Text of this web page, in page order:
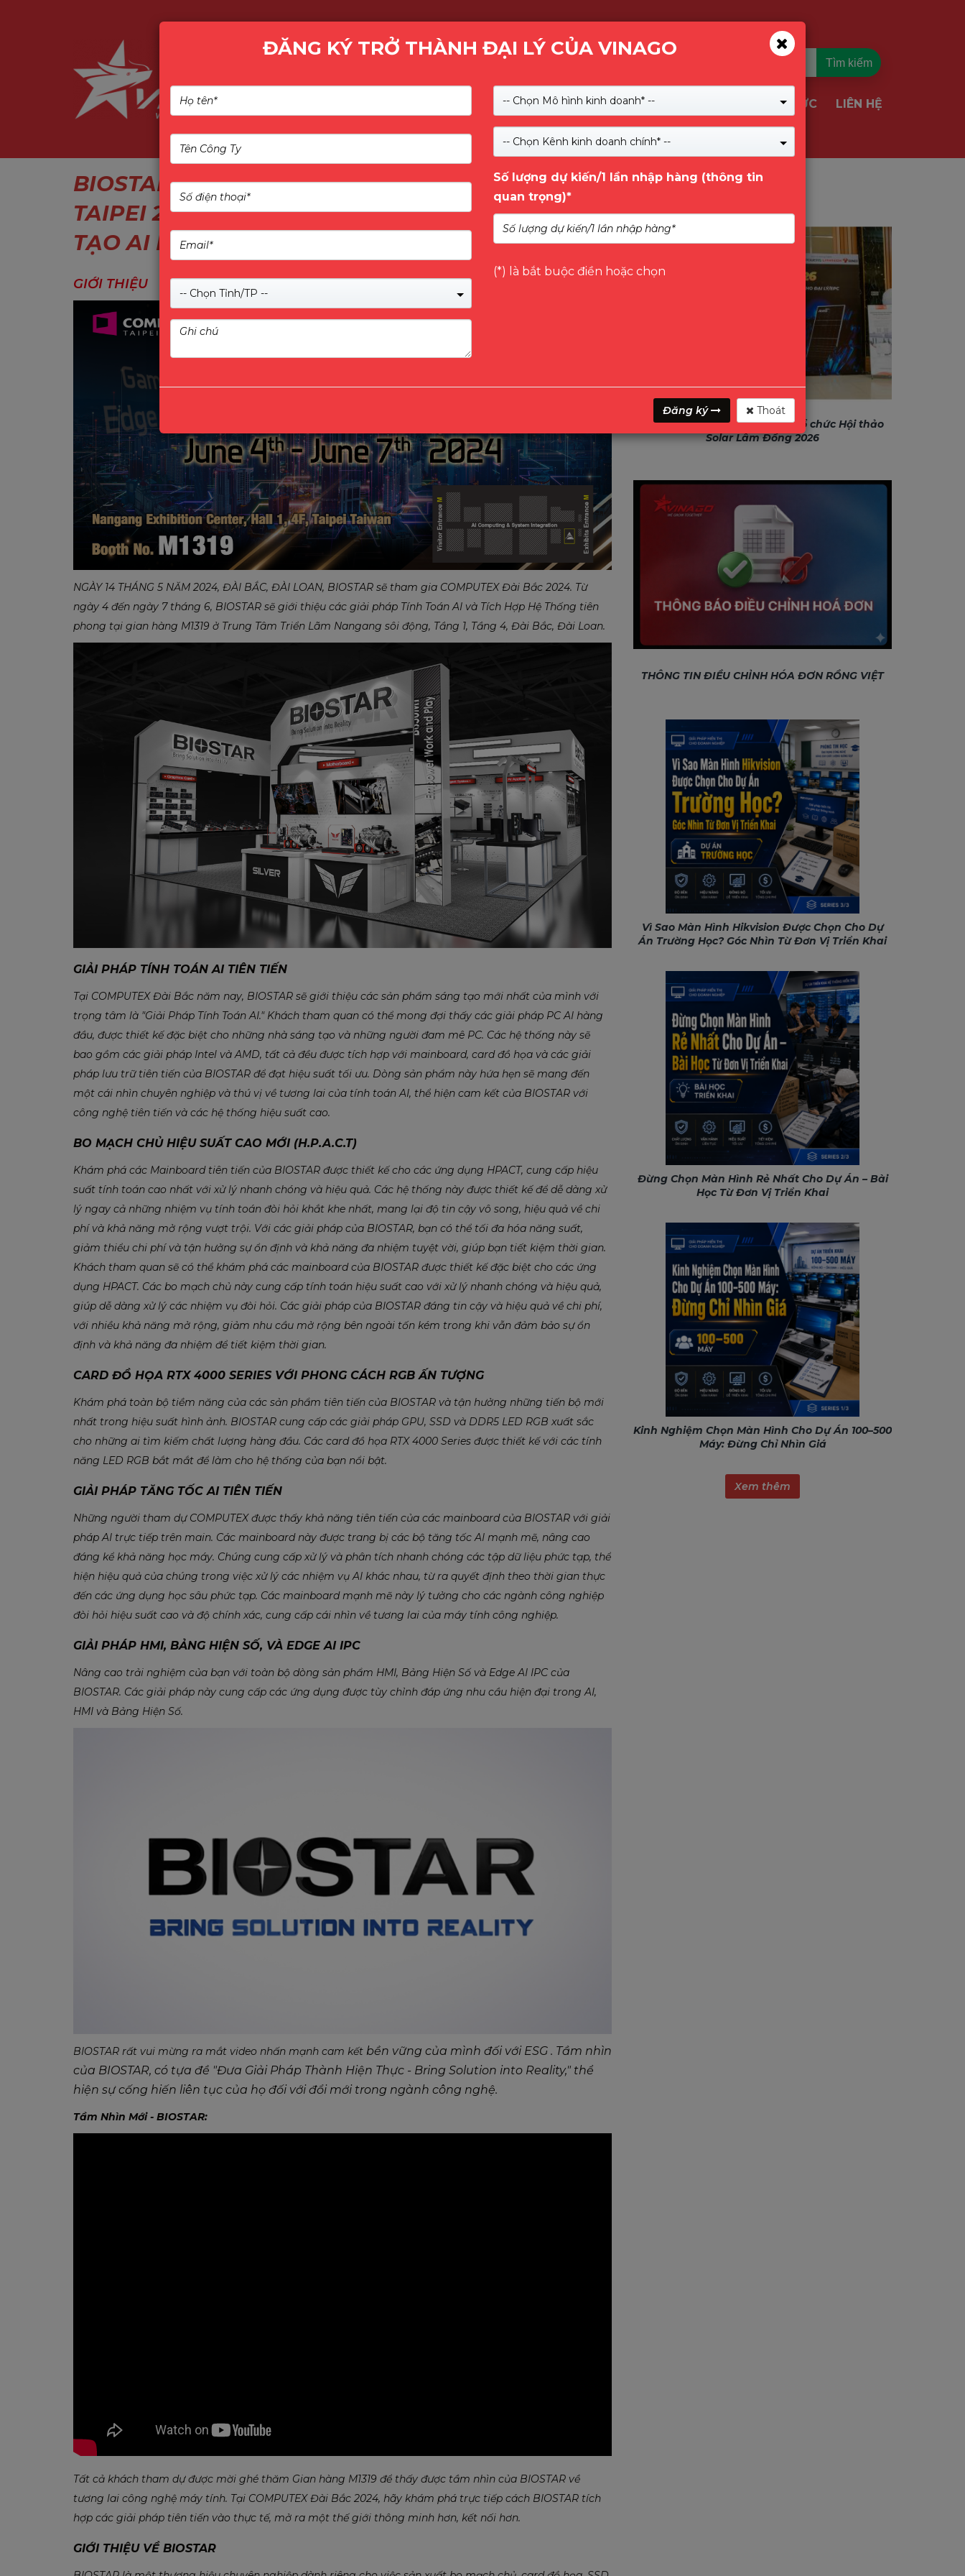
Tìm kiếm
NHÃN HÀNG DỊCH VỤ & GIẢI PHÁP TIN TỨC LIÊN HỆ
BIOSTAR THÔNG BÁO THAM GIA COMPUTEX
TAIPEI 2024 VỚI CÁC GIẢI PHÁP TRÍ TUỆ NHÂN
TẠO AI MỚI
GIỚI THIỆU
NGÀY 14 THÁNG 5 NĂM 2024, ĐÀI BẮC, ĐÀI LOAN, BIOSTAR sẽ tham gia COMPUTEX Đài Bắc 2024. Từ
ngày 4 đến ngày 7 tháng 6, BIOSTAR sẽ giới thiệu các giải pháp Tính Toán AI và Tích Hợp Hệ Thống tiên
phong tại gian hàng M1319 ở Trung Tâm Triển Lãm Nangang sôi động, Tầng 1, Tầng 4, Đài Bắc, Đài Loan.
GIẢI PHÁP TÍNH TOÁN AI TIÊN TIẾN
Tại COMPUTEX Đài Bắc năm nay, BIOSTAR sẽ giới thiệu các sản phẩm sáng tạo mới nhất của mình với
trọng tâm là "Giải Pháp Tính Toán AI." Khách tham quan có thể mong đợi thấy các giải pháp PC AI hàng
đầu, được thiết kế đặc biệt cho những nhà sáng tạo và những người đam mê PC. Các hệ thống này sẽ
bao gồm các giải pháp Intel và AMD, tất cả đều được tích hợp với mainboard, card đồ họa và các giải
pháp lưu trữ tiên tiến của BIOSTAR để đạt hiệu suất tối ưu. Dòng sản phẩm này hứa hẹn sẽ mang đến
một cái nhìn chuyên nghiệp và thú vị về tương lai của tính toán AI, thể hiện cam kết của BIOSTAR với
công nghệ tiên tiến và các hệ thống hiệu suất cao.
BO MẠCH CHỦ HIỆU SUẤT CAO MỚI (H.P.A.C.T)
Khám phá các Mainboard tiên tiến của BIOSTAR được thiết kế cho các ứng dụng HPACT, cung cấp hiệu
suất tính toán cao nhất với xử lý nhanh chóng và hiệu quả. Các hệ thống này được thiết kế để dễ dàng xử
lý ngay cả những nhiệm vụ tính toán đòi hỏi khắt khe nhất, mang lại độ tin cậy vô song, hiệu quả về chi
phí và khả năng mở rộng vượt trội. Với các giải pháp của BIOSTAR, bạn có thể tối đa hóa năng suất,
giảm thiểu chi phí và tận hưởng sự ổn định và khả năng đa nhiệm tuyệt vời, giúp bạn tiết kiệm thời gian.
Khách tham quan sẽ có thể khám phá các mainboard của BIOSTAR được thiết kế đặc biệt cho các ứng
dụng HPACT. Các bo mạch chủ này cung cấp tính toán hiệu suất cao với xử lý nhanh chóng và hiệu quả,
giúp dễ dàng xử lý các nhiệm vụ đòi hỏi. Các giải pháp của BIOSTAR đáng tin cậy và hiệu quả về chi phí,
với nhiều khả năng mở rộng, giảm nhu cầu mở rộng bên ngoài tốn kém trong khi vẫn đảm bảo sự ổn
định và khả năng đa nhiệm để tiết kiệm thời gian.
CARD ĐỒ HỌA RTX 4000 SERIES VỚI PHONG CÁCH RGB ẤN TƯỢNG
Khám phá toàn bộ tiềm năng của các sản phẩm tiên tiến của BIOSTAR và tận hưởng những tiến bộ mới
nhất trong hiệu suất hình ảnh. BIOSTAR cung cấp các giải pháp GPU, SSD và DDR5 LED RGB xuất sắc
cho những ai tìm kiếm chất lượng hàng đầu. Các card đồ họa RTX 4000 Series được thiết kế với các tính
năng LED RGB bắt mắt để làm cho hệ thống của bạn nổi bật.
GIẢI PHÁP TĂNG TỐC AI TIÊN TIẾN
Những người tham dự COMPUTEX được thấy khả năng tiên tiến của các mainboard của BIOSTAR với giải
pháp AI trực tiếp trên main. Các mainboard này được trang bị các bộ tăng tốc AI mạnh mẽ, nâng cao
đáng kể khả năng học máy. Chúng cung cấp xử lý và phân tích nhanh chóng các tập dữ liệu phức tạp, thể
hiện hiệu quả của chúng trong việc xử lý các nhiệm vụ AI khác nhau, từ ra quyết định theo thời gian thực
đến các ứng dụng học sâu phức tạp. Các mainboard mạnh mẽ này lý tưởng cho các ngành công nghiệp
đòi hỏi hiệu suất cao và độ chính xác, cung cấp cái nhìn về tương lai của máy tính công nghiệp.
GIẢI PHÁP HMI, BẢNG HIỆN SỐ, VÀ EDGE AI IPC
Nâng cao trải nghiệm của bạn với toàn bộ dòng sản phẩm HMI, Bảng Hiện Số và Edge AI IPC của
BIOSTAR. Các giải pháp này cung cấp các ứng dụng được tùy chỉnh đáp ứng nhu cầu hiện đại trong AI,
HMI và Bảng Hiện Số.
BIOSTAR rất vui mừng ra mắt video nhấn mạnh cam kết bền vững của mình đối với ESG . Tầm nhìn
của BIOSTAR, có tựa đề "Đưa Giải Pháp Thành Hiện Thực - Bring Solution into Reality," thể
hiện sự cống hiến liên tục của họ đối với đổi mới trong ngành công nghệ.
Tầm Nhìn Mới - BIOSTAR:
Tất cả khách tham dự được mời ghé thăm Gian hàng M1319 để thấy được tầm nhìn của BIOSTAR về
tương lai công nghệ máy tính. Tại COMPUTEX Đài Bắc 2024, hãy khám phá trực tiếp cách BIOSTAR tích
hợp các giải pháp tiên tiến vào thực tế, mở ra một thế giới thông minh hơn, kết nối hơn.
GIỚI THIỆU VỀ BIOSTAR
Tin Tức
GONEO & VINAGO hân hạnh tổ chức Hội thảo
Solar Lâm Đồng 2026
THÔNG TIN ĐIỀU CHỈNH HÓA ĐƠN RỒNG VIỆT
Vì Sao Màn Hình Hikvision Được Chọn Cho Dự
Án Trường Học? Góc Nhìn Từ Đơn Vị Triển Khai
Đừng Chọn Màn Hình Rẻ Nhất Cho Dự Án – Bài
Học Từ Đơn Vị Triển Khai
Kinh Nghiệm Chọn Màn Hình Cho Dự Án 100–500
Máy: Đừng Chỉ Nhìn Giá
Xem thêm
ĐĂNG KÝ TRỞ THÀNH ĐẠI LÝ CỦA VINAGO
-- Chọn Tỉnh/TP --
-- Chọn Mô hình kinh doanh* --
-- Chọn Kênh kinh doanh chính* --
Số lượng dự kiến/1 lần nhập hàng (thông tin
quan trọng)*
(*) là bắt buộc điền hoặc chọn
Đăng ký Thoát